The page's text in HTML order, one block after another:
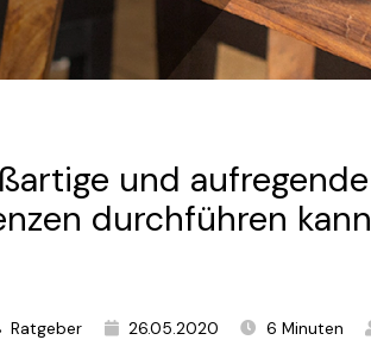
und aufregende
durchführen kann
Ratgeber 26.05.2020 6 Minuten